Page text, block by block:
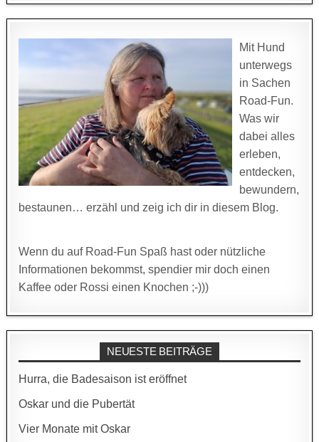
Mit Hund
unterwegs
in Sachen
Road-Fun.
Was wir
dabei alles
erleben,
entdecken,
bewundern,
bestaunen… erzähl und zeig ich dir in diesem Blog.
Wenn du auf Road-Fun Spaß hast oder nützliche
Informationen bekommst, spendier mir doch einen
Kaffee oder Rossi einen Knochen ;-)))
NEUESTE BEITRÄGE
Hurra, die Badesaison ist eröffnet
Oskar und die Pubertät
Vier Monate mit Oskar